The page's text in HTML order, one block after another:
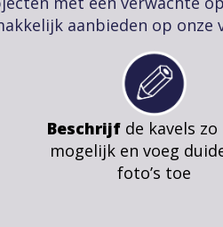
aanbieden op onze
Beschrijf de kavels
mogelijk en voeg
foto’s toe